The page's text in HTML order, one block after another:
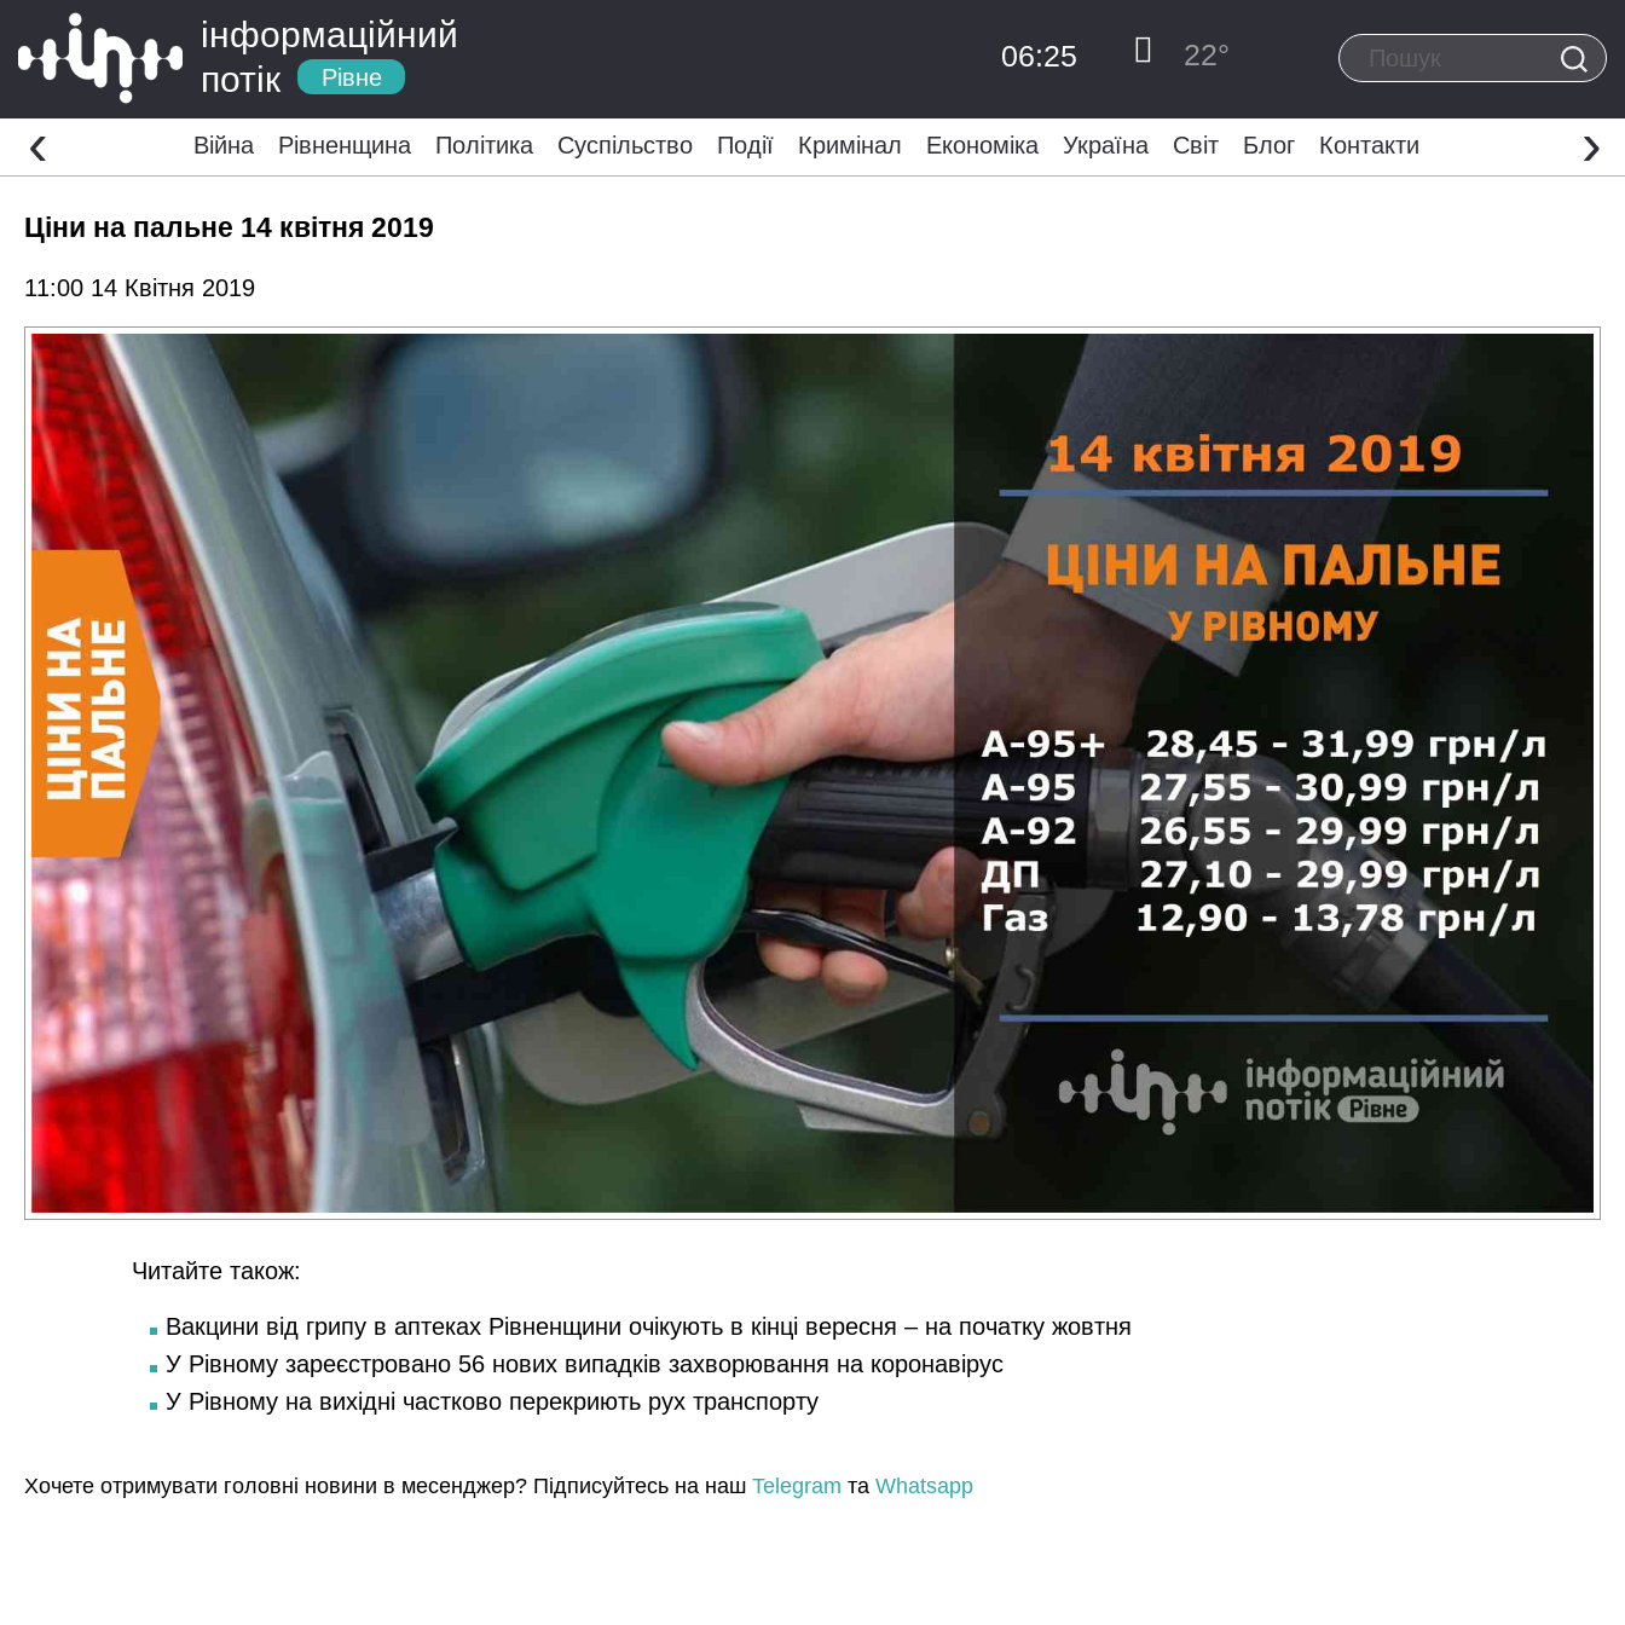
інформаційний
потік
Рівне
06:25 22°
Війна Рівненщина Політика Суспільство Події Кримінал Економіка Україна Світ Блог Контакти
‹ ›
Ціни на пальне 14 квітня 2019
11:00 14 Квітня 2019
Читайте також:
Вакцини від грипу в аптеках Рівненщини очікують в кінці вересня – на початку жовтня
У Рівному зареєстровано 56 нових випадків захворювання на коронавірус
У Рівному на вихідні частково перекриють рух транспорту
Хочете отримувати головні новини в месенджер? Підписуйтесь на наш Telegram та Whatsapp